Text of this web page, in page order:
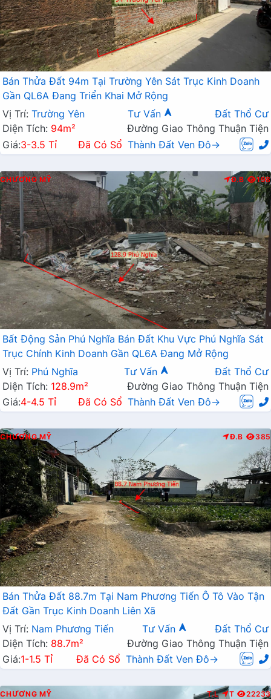
Bán Thửa Đất 94m Tại Trường Yên Sát Trục Kinh Doanh
Gần QL6A Đang Triển Khai Mở Rộng
Vị Trí: Trường Yên Tư Vấn
Đất Thổ Cư
Diện Tích: 94m²
Đường Giao Thông Thuận Tiện
Giá:3-3.5 Tỉ Đã Có Sổ Thành Đất Ven Đô→
CHƯƠNG MỸ Đ.B 198
Bất Động Sản Phú Nghĩa Bán Đất Khu Vực Phú Nghĩa Sát
Trục Chính Kinh Doanh Gần QL6A Đang Mở Rộng
Vị Trí: Phú Nghĩa Tư Vấn
Đất Thổ Cư
Diện Tích: 128.9m²
Đường Giao Thông Thuận Tiện
Giá:4-4.5 Tỉ Đã Có Sổ Thành Đất Ven Đô→
CHƯƠNG MỸ Đ.B 385
Bán Thửa Đất 88.7m Tại Nam Phương Tiến Ô Tô Vào Tận
Đất Gần Trục Kinh Doanh Liên Xã
Vị Trí: Nam Phương Tiến Tư Vấn
Đất Thổ Cư
Diện Tích: 88.7m²
Đường Giao Thông Thuận Tiện
Giá:1-1.5 Tỉ Đã Có Sổ Thành Đất Ven Đô→
CHƯƠNG MỸ T.L T 22233